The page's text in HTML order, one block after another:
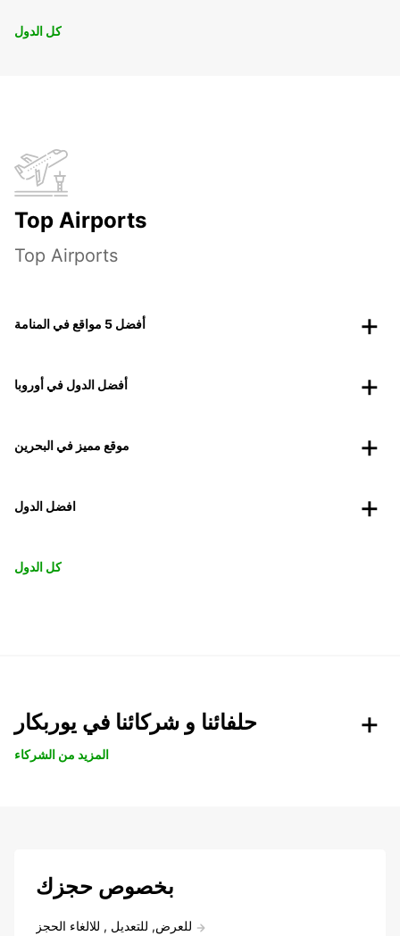
كل الدول
Top Airports
Top Airports
أفضل 5 مواقع في المنامة
أفضل الدول في أوروبا
موقع مميز في البحرين
افضل الدول
كل الدول
حلفائنا و شركائنا في يوربكار
المزيد من الشركاء
بخصوص حجزك
للعرض, للتعديل , للالغاء الحجز